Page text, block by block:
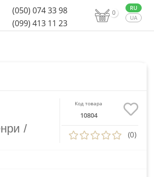
(050) 074 33 98
(099) 413 11 23
0
/
Код товара
10804
(0)